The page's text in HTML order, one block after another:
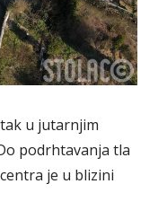
u jutarnjim
podrhtavanja tla
je u blizini